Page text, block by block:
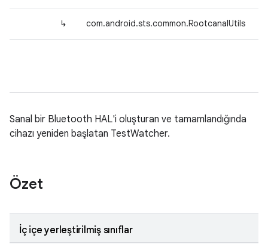
↳ com.android.sts.common.RootcanalUtils
Sanal bir Bluetooth HAL'i oluşturan ve tamamlandığında
cihazı yeniden başlatan TestWatcher.
Özet
İç içe yerleştirilmiş sınıflar